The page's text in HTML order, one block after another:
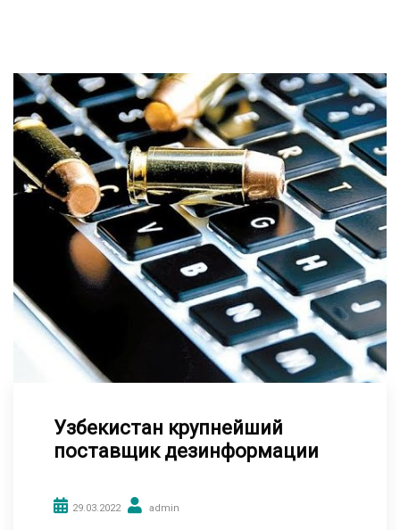
Узбекистан крупнейший
поставщик дезинформации
29.03.2022 admin